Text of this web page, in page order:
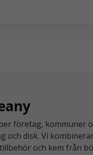
företag, kommuner
och disk. Vi
och kem från